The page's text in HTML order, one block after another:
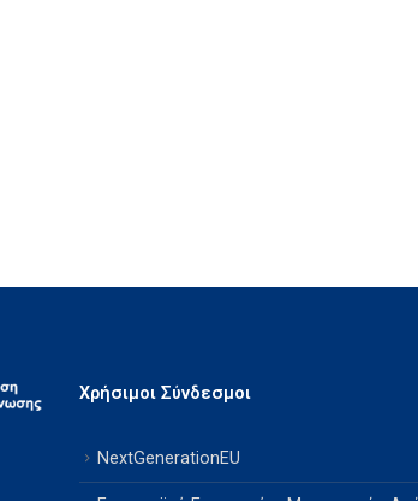
Χρήσιμοι Σύνδεσμοι
NextGenerationEU